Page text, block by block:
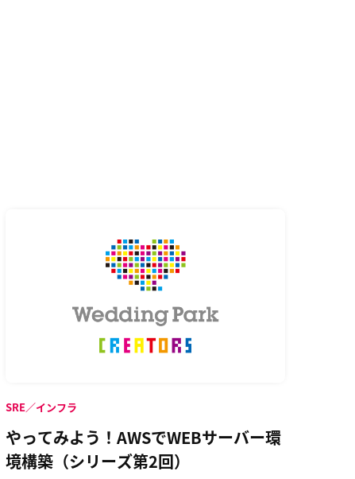
やってみよう！AWSでWEBサーバー環
境構築（シリーズ第2回）
SRE／インフラ